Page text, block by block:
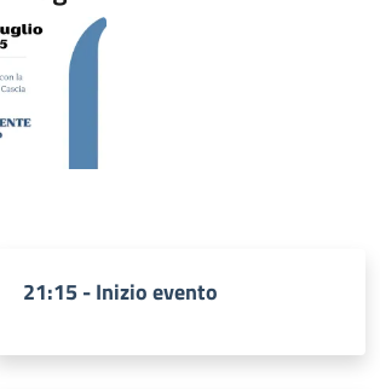
21:15 - Inizio evento